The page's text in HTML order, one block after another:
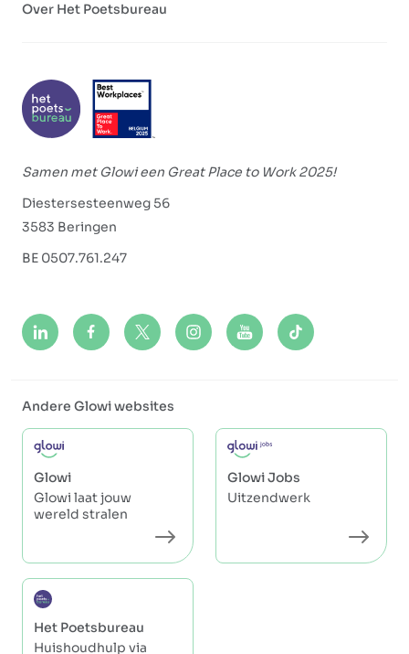
Samen met Glowi een Great Place to Work 2025!
Diestersesteenweg 56
3583 Beringen
BE 0507.761.247
Over Het Poetsbureau
Andere Glowi websites
Glowi
Glowi laat jouw
wereld stralen
Glowi Jobs
Uitzendwerk
Het Poetsbureau
Huishoudhulp via